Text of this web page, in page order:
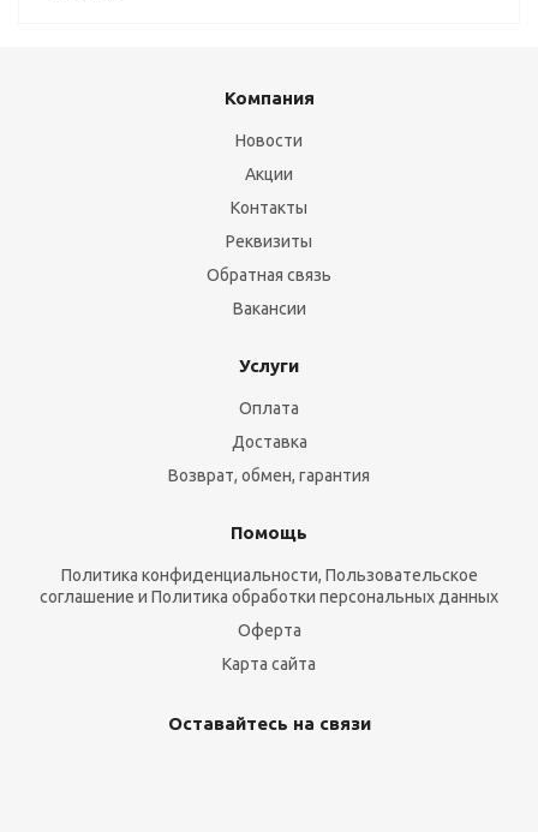
Компания
Новости
Акции
Контакты
Реквизиты
Обратная связь
Вакансии
Услуги
Оплата
Доставка
Возврат, обмен, гарантия
Помощь
Политика конфиденциальности, Пользовательское
соглашение и Политика обработки персональных данных
Оферта
Карта сайта
Оставайтесь на связи